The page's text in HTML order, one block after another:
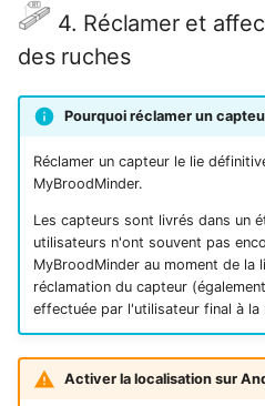
4. Réclamer et
des ruches
Pourquoi réclamer un
Réclamer un capteur le lie
MyBroodMinder.
Les capteurs sont livrés dans un
utilisateurs n'ont souvent pas
MyBroodMinder au moment de la
réclamation du capteur
effectuée par l'utilisateur final à la
Activer la localisation sur